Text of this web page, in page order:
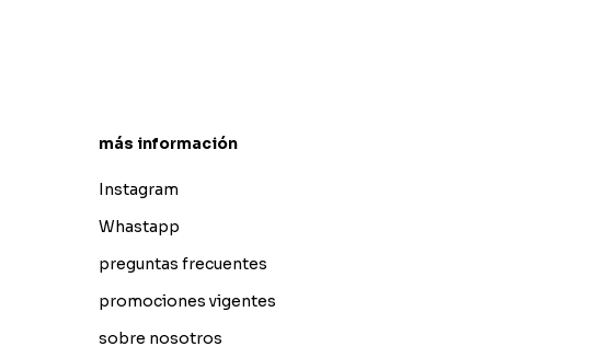
más información
Instagram
Whastapp
preguntas frecuentes
promociones vigentes
sobre nosotros